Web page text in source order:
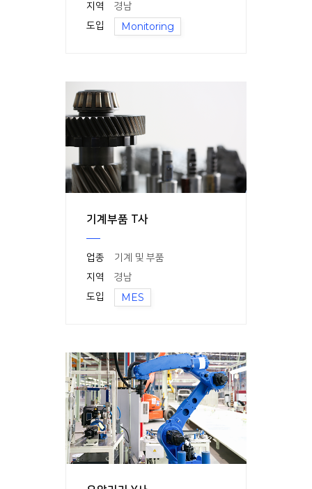
지역
경남
도입
Monitoring
기계부품 T사
업종
기계 및 부품
지역
경남
도입
MES